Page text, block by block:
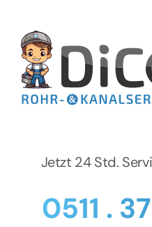
springen
Jetzt 24 Std.
0511 .